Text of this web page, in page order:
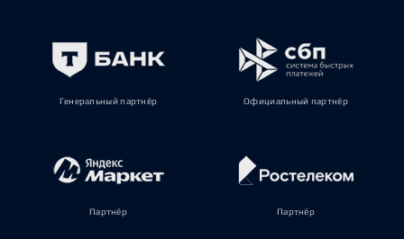
Генеральный партнёр Официальный партнёр
Партнёр Партнёр